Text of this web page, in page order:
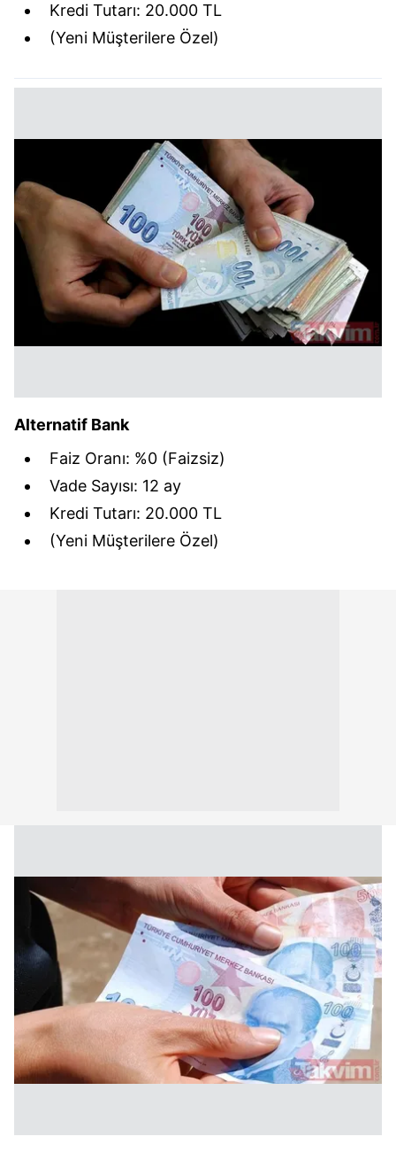
Kredi Tutarı: 20.000 TL
(Yeni Müşterilere Özel)
Alternatif Bank
Faiz Oranı: %0 (Faizsiz)
Vade Sayısı: 12 ay
Kredi Tutarı: 20.000 TL
(Yeni Müşterilere Özel)